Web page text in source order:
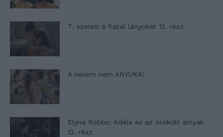
T. szereti a fiatal lányokat 12. rész
A nevem nem ANYUKA!
Elyna Robbs: Adéle és az örökölt árnyak
12. rész